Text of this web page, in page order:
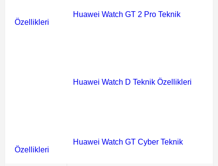
Huawei Watch GT 2 Pro Teknik
Özellikleri
Huawei Watch D Teknik Özellikleri
Huawei Watch GT Cyber Teknik
Özellikleri